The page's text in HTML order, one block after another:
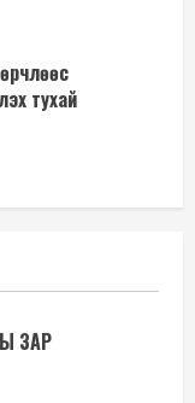
тухай
ЗАР